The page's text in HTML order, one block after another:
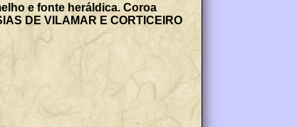
e fonte heráldica. Coroa
DE VILAMAR E CORTICEIRO